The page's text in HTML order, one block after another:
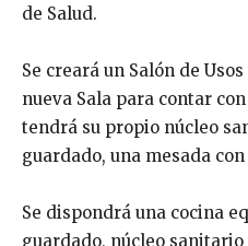
de Salud.
Se creará un Salón de
nueva Sala para contar
tendrá su propio núcleo
guardado, una mesada
Se dispondrá una cocina
guardado, núcleo